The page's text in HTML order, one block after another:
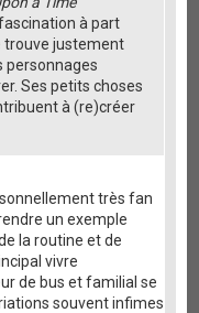
à part
trouve justement
personnages
Ses petits choses
à (re)créer
très fan
un exemple
la routine et de
vivre
de bus et familial se
souvent infimes